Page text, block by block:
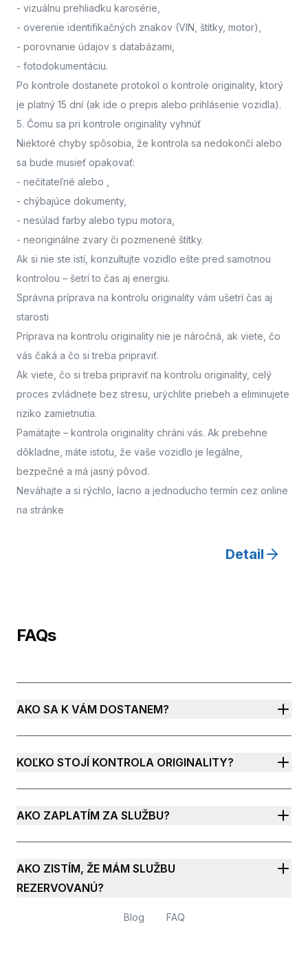
- vizuálnu prehliadku karosérie,
- overenie identifikačných znakov (VIN, štítky, motor),
- porovnanie údajov s databázami,
- fotodokumentáciu.
Po kontrole dostanete protokol o kontrole originality, ktorý
je platný 15 dní (ak ide o prepis alebo prihlásenie vozidla).
5. Čomu sa pri kontrole originality vyhnúť
Niektoré chyby spôsobia, že kontrola sa nedokončí alebo
sa bude musieť opakovať:
- nečitateľné alebo
- chýbajúce dokumenty,
- nesúlad farby alebo typu motora,
- neoriginálne zvary či pozmenené štítky.
Ak si nie ste istí, konzultujte vozidlo ešte pred samotnou
kontrolou – šetrí to čas aj energiu.
Správna príprava na kontrolu originality vám ušetrí čas aj
starosti
Príprava na kontrolu originality nie je náročná, ak viete, čo
vás čaká a čo si treba pripraviť.
Ak viete, čo si treba pripraviť na kontrolu originality, celý
proces zvládnete bez stresu, urýchlite priebeh a eliminujete
riziko zamietnutia.
Pamätajte – kontrola originality chráni vás. Ak prebehne
dôkladne, máte istotu, že vaše vozidlo je legálne,
bezpečné a má jasný pôvod.
Neváhajte a si rýchlo, lacno a jednoducho termín cez online
na stránke
Detail
FAQs
AKO SA K VÁM DOSTANEM?
KOĽKO STOJÍ KONTROLA ORIGINALITY?
AKO ZAPLATÍM ZA SLUŽBU?
AKO ZISTÍM, ŽE MÁM SLUŽBU
REZERVOVANÚ?
Blog FAQ